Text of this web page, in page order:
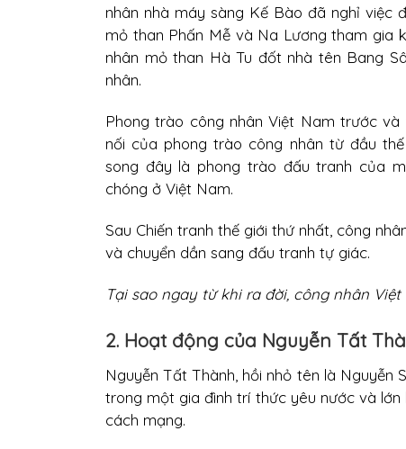
nhân nhà máy sàng Kế Bào đã nghỉ việc
mỏ than Phấn Mễ và Na Lương tham gia
nhân mỏ than Hà Tu đốt nhà tên Bang
nhân.
Phong trào công nhân Việt Nam trước
nối của phong trào công nhân từ đầu
song đây là phong trào đấu tranh của
chóng ở Việt Nam.
Sau Chiến tranh thế giới thứ nhất, công
và chuyển dần sang đấu tranh tự giác.
Tại sao ngay từ khi ra đời, công nhân
2. Hoạt động của Nguyễn Tất
Nguyễn Tất Thành, hồi nhỏ tên là Nguyễn
trong một gia đình trí thức yêu nước và
cách mạng.